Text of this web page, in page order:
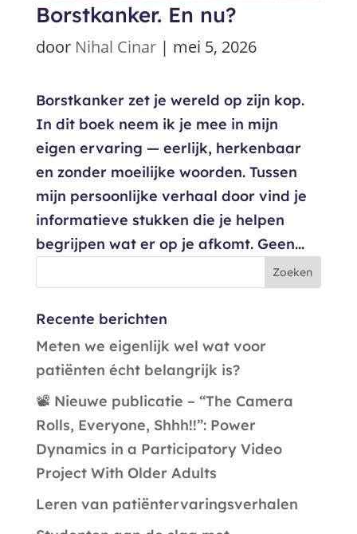
Borstkanker. En nu?
door Nihal Cinar| mei 5, 2026
Borstkanker zet je wereld op zijn kop.
In dit boek neem ik je mee in mijn
eigen ervaring — eerlijk, herkenbaar
en zonder moeilijke woorden. Tussen
mijn persoonlijke verhaal door vind je
informatieve stukken die je helpen
begrijpen wat er op je afkomt. Geen...
Recente berichten
Meten we eigenlijk wel wat voor
patiënten écht belangrijk is?
📽️ Nieuwe publicatie – “The Camera
Rolls, Everyone, Shhh!!”: Power
Dynamics in a Participatory Video
Project With Older Adults
Leren van patiëntervaringsverhalen